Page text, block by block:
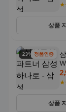
상품
23% 할인정품인증
상품